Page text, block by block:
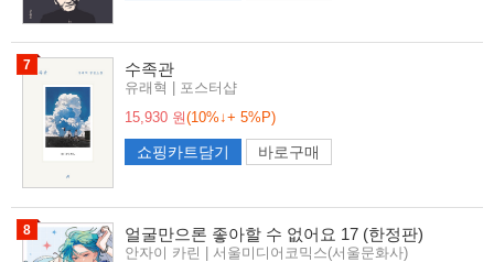
7 수족관
유래혁 | 포스터샵
15,930 원(10%↓+ 5%P)
쇼핑카트담기 바로구매
8 얼굴만으론 좋아할 수 없어요 17 (한정판)
안자이 카린 | 서울미디어코믹스(서울문화사)